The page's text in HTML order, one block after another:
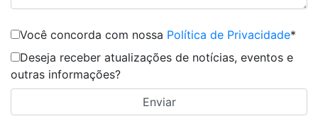
Você concorda com nossa Política de Privacidade*
Deseja receber atualizações de notícias, eventos e
outras informações?